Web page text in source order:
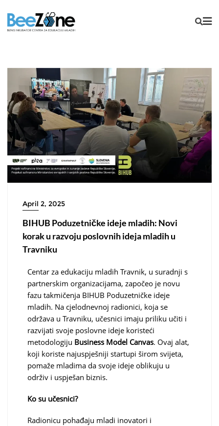
April 2, 2025
BIHUB Poduzetničke ideje mladih: Novi
korak u razvoju poslovnih ideja mladih u
Travniku
Centar za edukaciju mladih Travnik, u suradnji s
partnerskim organizacijama, započeo je novu
fazu takmičenja BIHUB Poduzetničke ideje
mladih. Na cjelodnevnoj radionici, koja se
održava u Travniku, učesnici imaju priliku učiti i
razvijati svoje poslovne ideje koristeći
metodologiju Business Model Canvas. Ovaj alat,
koji koriste najuspješniji startupi širom svijeta,
pomaže mladima da svoje ideje oblikuju u
održiv i uspješan biznis.
Ko su učesnici?
Radionicu pohađaju mladi inovatori i